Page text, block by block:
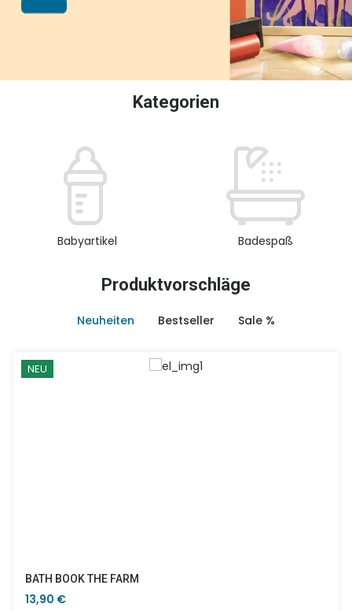
Kategorien
Babyartikel Badespaß
Produktvorschläge
Neuheiten Bestseller Sale %
NEU
BATH BOOK THE FARM
13,90 €